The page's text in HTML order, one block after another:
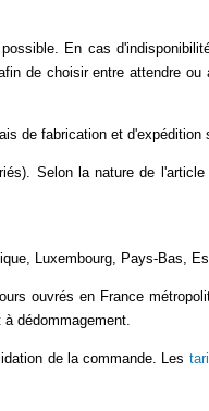
En cas
de choisir entre attendre ou
de fabrication et
Selon la nature de
Luxembourg, Pays-Bas,
ouvrés en France
dédommagement.
de la commande. Les